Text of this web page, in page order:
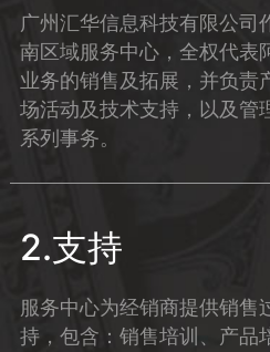
广州汇华信息科技有限公司
南区域服务中心，全权代表
业务的销售及拓展，并负责
场活动及技术支持，以及管
系列事务。
2.支持
服务中心为经销商提供销售
持，包含：销售培训、产品